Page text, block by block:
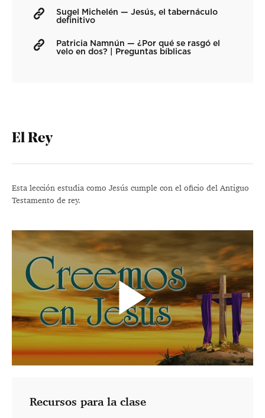
Sugel Michelén — Jesús, el tabernáculo
definitivo
Patricia Namnún — ¿Por qué se rasgó el
velo en dos? | Preguntas bíblicas
El Rey
Esta lección estudia como Jesús cumple con el oficio del Antiguo
Testamento de rey.
Recursos para la clase